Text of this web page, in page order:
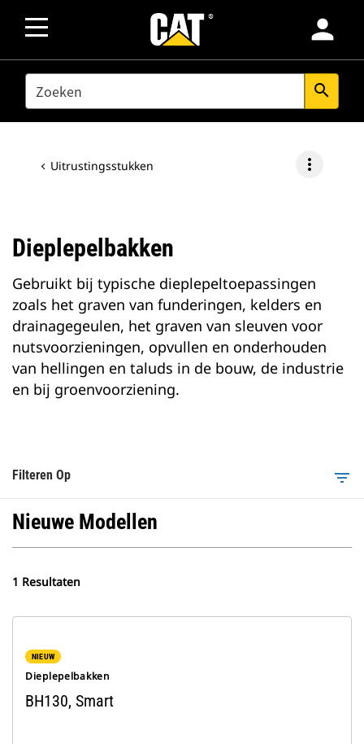
person
SEARCH search
Uitrustingsstukken more_vert
Dieplepelbakken
Gebruikt bij typische dieplepeltoepassingen
zoals het graven van funderingen, kelders en
drainagegeulen, het graven van sleuven voor
nutsvoorzieningen, opvullen en onderhouden
van hellingen en taluds in de bouw, de industrie
en bij groenvoorziening.
Filteren Op filter_list
Nieuwe Modellen
1 Resultaten
NIEUW
Dieplepelbakken
BH130, Smart